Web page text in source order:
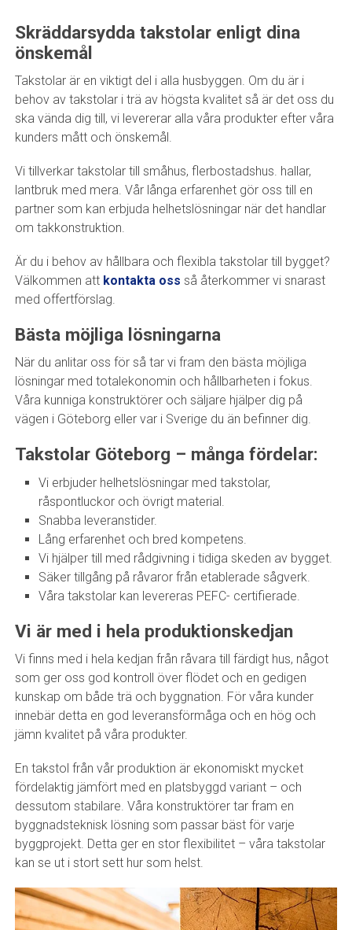
Skräddarsydda takstolar enligt dina
önskemål
Takstolar är en viktigt del i alla husbyggen. Om du är i
behov av takstolar i trä av högsta kvalitet så är det oss du
ska vända dig till, vi levererar alla våra produkter efter våra
kunders mått och önskemål.
Vi tillverkar takstolar till småhus, flerbostadshus. hallar,
lantbruk med mera. Vår långa erfarenhet gör oss till en
partner som kan erbjuda helhetslösningar när det handlar
om takkonstruktion.
Är du i behov av hållbara och flexibla takstolar till bygget?
Välkommen att kontakta oss så återkommer vi snarast
med offertförslag.
Bästa möjliga lösningarna
När du anlitar oss för så tar vi fram den bästa möjliga
lösningar med totalekonomin och hållbarheten i fokus.
Våra kunniga konstruktörer och säljare hjälper dig på
vägen i Göteborg eller var i Sverige du än befinner dig.
Takstolar Göteborg – många fördelar:
Vi erbjuder helhetslösningar med takstolar,
råspontluckor och övrigt material.
Snabba leveranstider.
Lång erfarenhet och bred kompetens.
Vi hjälper till med rådgivning i tidiga skeden av bygget.
Säker tillgång på råvaror från etablerade sågverk.
Våra takstolar kan levereras PEFC- certifierade.
Vi är med i hela produktionskedjan
Vi finns med i hela kedjan från råvara till färdigt hus, något
som ger oss god kontroll över flödet och en gedigen
kunskap om både trä och byggnation. För våra kunder
innebär detta en god leveransförmåga och en hög och
jämn kvalitet på våra produkter.
En takstol från vår produktion är ekonomiskt mycket
fördelaktig jämfört med en platsbyggd variant – och
dessutom stabilare. Våra konstruktörer tar fram en
byggnadsteknisk lösning som passar bäst för varje
byggprojekt. Detta ger en stor flexibilitet – våra takstolar
kan se ut i stort sett hur som helst.